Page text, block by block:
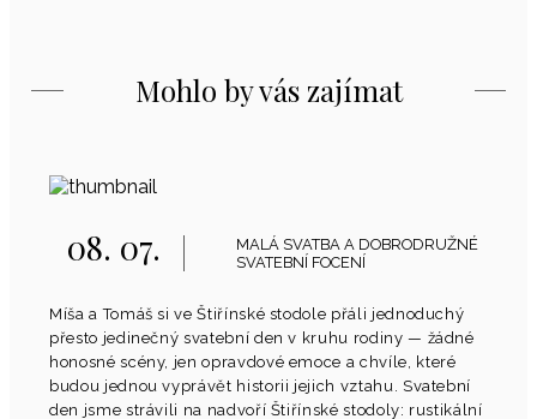
Mohlo by vás zajímat
08. 07.
MALÁ SVATBA A DOBRODRUŽNÉ
SVATEBNÍ FOCENÍ
Míša a Tomáš si ve Štiřínské stodole přáli jednoduchý
přesto jedinečný svatební den v kruhu rodiny — žádné
honosné scény, jen opravdové emoce a chvíle, které
budou jednou vyprávět historii jejich vztahu. Svatební
den jsme strávili na nadvoří Štiřínské stodoly: rustikální